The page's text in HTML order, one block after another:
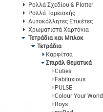
Ρολλά Σχεδίου & Plotter
Ρολλά Ταμειακής
Αυτοκόλλητες Ετικέτες
Χρωματιστά Χαρτόνια
Τετράδια και Μπλοκ
Τετράδια
Καρφίτσα
Σπιράλ Θεματικά
Cuties
Fabiluxious
PULSE
Colour Your World
Boys